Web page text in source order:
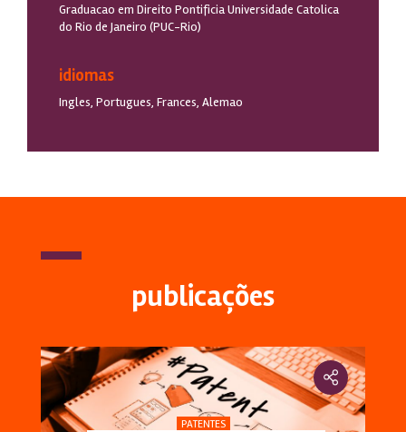
Graduacao em Direito Pontificia Universidade Catolica
do Rio de Janeiro (PUC-Rio)
idiomas
Ingles, Portugues, Frances, Alemao
publicações
PATENTES